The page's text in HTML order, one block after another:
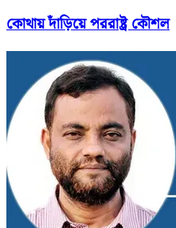
কোথায় দাঁড়িয়ে পররাষ্ট্র কৌশল